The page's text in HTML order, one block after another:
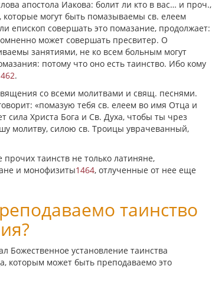
апостола Иакова: болит ли кто в вас… и проч.,
могут быть помазываемы св. елеем
епископ совершать это помазание, продолжает:
может совершать пресвитер. О
занятиями, не ко всем больным могут
потому что оно есть таинство. Ибо кому
.
со всеми молитвами и свящ. песнями.
«помазую тебя св. елеем во имя Отца и
сила Христа Бога и Св. Духа, чтобы ты чрез
молитву, силою св. Троицы уврачеванный,
таинств не только латиняне,
и монофизиты1464, отлученные от нее еще
таинство
Божественное установление таинства
которым может быть преподаваемо это